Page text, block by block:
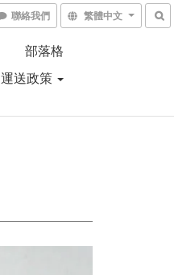
聯絡我們 繁體中文
部落格
運送政策